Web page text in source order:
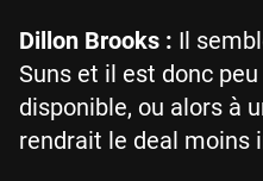
Dillon Brooks : Il
Suns et il est donc
disponible, ou alors à
rendrait le deal moins